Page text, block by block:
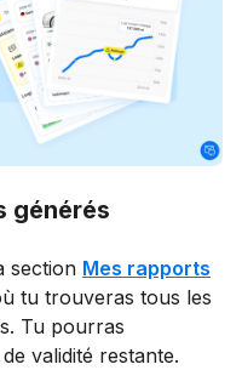
générés
section Mes rapports
tu trouveras tous les
Tu pourras
validité restante.